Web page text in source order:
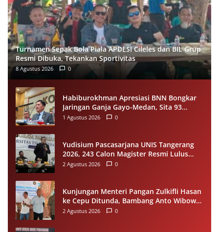
Turnamen Sepak Bola Piala APDESI Cileles dan BIL Grup
Resmi Dibuka, Tekankan Sportivitas
8 Agustus 2026 0
Habiburokhman Apresiasi BNN Bongkar
Jaringan Ganja Gayo-Medan, Sita 93
Kilogram di Sumut
1 Agustus 2026 0
Yudisium Pascasarjana UNIS Tangerang
2026, 243 Calon Magister Resmi Lulus
Siap Diwisuda Oktober
2 Agustus 2026 0
Kunjungan Menteri Pangan Zulkifli Hasan
ke Cepu Ditunda, Bambang Anto Wibowo
Tetap Salurkan Bantuan kepada Warga
2 Agustus 2026 0